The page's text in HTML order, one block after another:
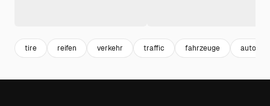
tire reifen verkehr traffic fahrzeuge auto